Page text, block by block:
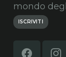
mondo
ISCRIVITI